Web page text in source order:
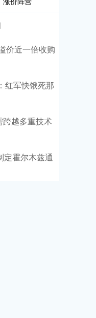
价近一倍收购
红军快饿死那
跨越多重技术
定霍尔木兹通